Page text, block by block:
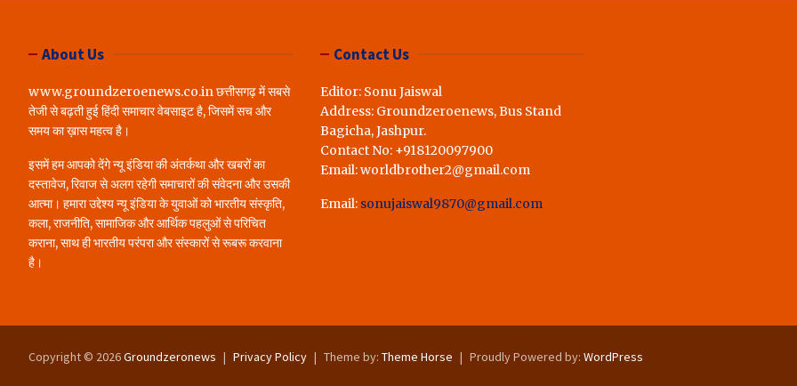
About Us
www.groundzeroenews.co.in छत्तीसगढ़ में सबसे
तेजी से बढ़ती हुई हिंदी समाचार वेबसाइट है, जिसमें सच और
समय का ख़ास महत्व है।
इसमें हम आपको देंगे न्यू इंडिया की अंतर्कथा और खबरों का
दस्तावेज, रिवाज से अलग रहेगी समाचारों की संवेदना और उसकी
आत्मा। हमारा उद्देश्य न्यू इंडिया के युवाओं को भारतीय संस्कृति,
कला, राजनीति, सामाजिक और आर्थिक पहलुओं से परिचित
कराना, साथ ही भारतीय परंपरा और संस्कारों से रूबरू करवाना
है।
Contact Us
Editor: Sonu Jaiswal
Address: Groundzeroenews, Bus Stand
Bagicha, Jashpur.
Contact No: +918120097900
Email: worldbrother2@gmail.com
Email: sonujaiswal9870@gmail.com
Copyright © 2026Groundzeronews Privacy Policy Theme by: Theme Horse Proudly Powered by: WordPress